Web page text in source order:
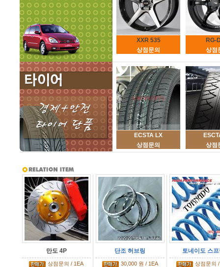
XXR 535
상점문의
RG-
상점
ECSTA LX
상점문의
상점
만도 4P
상점문의 / 1EA
단조 허브링
30,000 원 / 1EA
토네이도 스
상점문의